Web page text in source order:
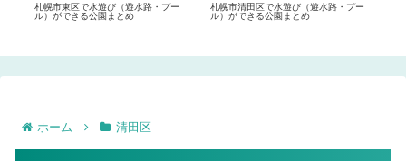
札幌市東区で水遊び（遊水路・プー
ル）ができる公園まとめ
札幌市清田区で水遊び（遊水路・プー
ル）ができる公園まとめ
ホーム 清田区